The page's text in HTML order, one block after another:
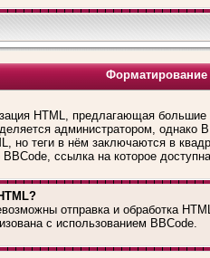
HTML, предлагающая
администратором,
но теги в нём заключаются в
BBCode, ссылка на которое
отправка и обработка
с использованием BBCode.